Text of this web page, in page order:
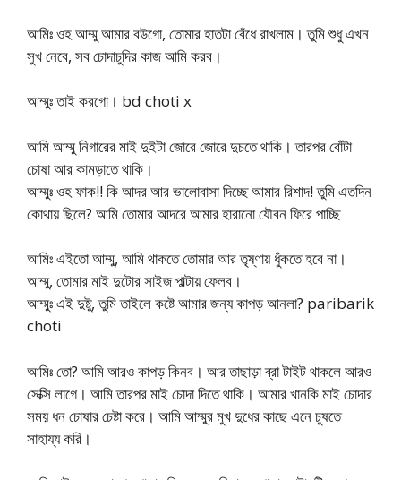
আমিঃ ওহ আম্মু আমার বউগো, তোমার হাতটা বেঁধে রাখলাম। তুমি শুধু এখন
সুখ নেবে, সব চোদাচুদির কাজ আমি করব।
আম্মুঃ তাই করগো। bd choti x
আমি আম্মু নিগারের মাই দুইটা জোরে জোরে দুচতে থাকি। তারপর বোঁটা
চোষা আর কামড়াতে থাকি।
আম্মুঃ ওহ ফাক!! কি আদর আর ভালোবাসা দিচ্ছে আমার রিশাদ! তুমি এতদিন
কোথায় ছিলে? আমি তোমার আদরে আমার হারানো যৌবন ফিরে পাচ্ছি
আমিঃ এইতো আম্মু, আমি থাকতে তোমার আর তৃষ্ণায় ধুঁকতে হবে না।
আম্মু, তোমার মাই দুটোর সাইজ পাল্টায় ফেলব।
আম্মুঃ এই দুষ্টু, তুমি তাইলে কষ্টে আমার জন্য কাপড় আনলা? paribarik
choti
আমিঃ তো? আমি আরও কাপড় কিনব। আর তাছাড়া ব্রা টাইট থাকলে আরও
সেক্সি লাগে। আমি তারপর মাই চোদা দিতে থাকি। আমার খানকি মাই চোদার
সময় ধন চোষার চেষ্টা করে। আমি আম্মুর মুখ দুধের কাছে এনে চুষতে
সাহায্য করি।